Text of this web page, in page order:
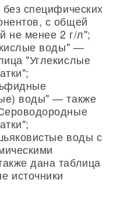
специфических
с общей
не менее 2 г/л";
воды" —
"Углекислые
воды" — также
воды с
дана таблица
источники